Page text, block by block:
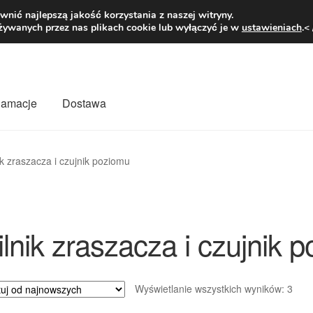
zł Pn.-pt.
Dostawa
zraszacza i czujnik poziomu
zraszacza i czujnik
Wyświetlanie wszystkich wyników: 3
najlepszą jakość korzystania z naszej witryny.
przez nas plikach cookie lub wyłączyć je w ustawieniach.<